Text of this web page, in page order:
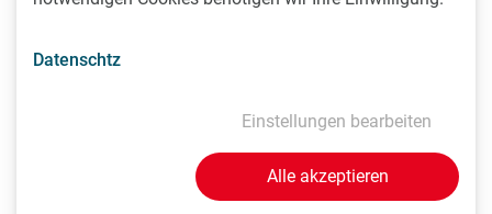
ar@spinofffactory.at
Austrian Startup Monitor (2025), öffnet eine
Datenschtz
Einstellungen bearbeiten
Alle akzeptieren